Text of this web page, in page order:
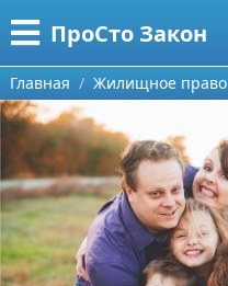
ПроСто Закон
Меню
Главная
Категории
Страхование
Документы
Гражданское право
Поиск
О проекте
Контакты
Главная Жилищное право